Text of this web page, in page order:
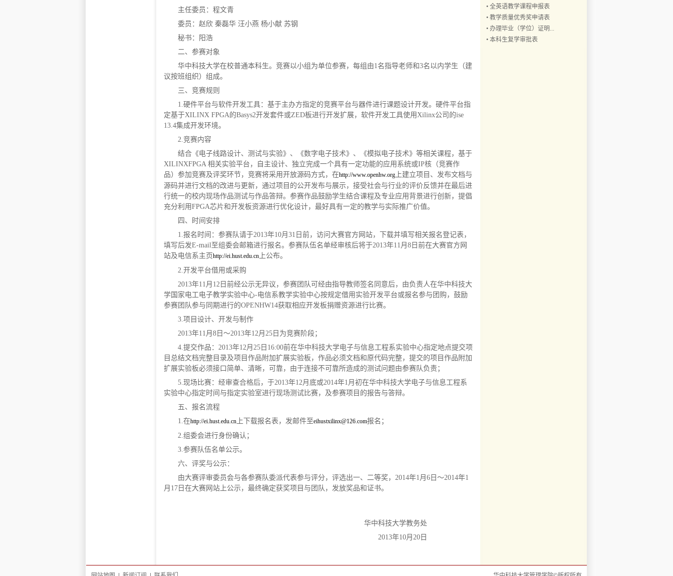
主任委员：程文青
委员：赵欣 秦磊华 汪小燕 杨小献 苏钢
秘书：阳浩
二、参赛对象
华中科技大学在校普通本科生。竞赛以小组为单位参赛，每组由1名指导老师和3名以内学生（建
议按班组织）组成。
三、竞赛规则
1.硬件平台与软件开发工具：基于主办方指定的竞赛平台与器件进行课题设计开发。硬件平台指
定基于XILINX FPGA的Basys2开发套件或ZED板进行开发扩展，软件开发工具使用Xilinx公司的ise
13.4集成开发环境。
2.竞赛内容
结合《电子线路设计、测试与实验》、《数字电子技术》、《模拟电子技术》等相关课程，基于
XILINXFPGA 相关实验平台，自主设计、独立完成一个具有一定功能的应用系统或IP核（竞赛作
品）参加竞赛及评奖环节，竞赛将采用开放源码方式，在http://www.openhw.org 上建立项目、发布文档与
源码并进行文档的改进与更新，通过项目的公开发布与展示，接受社会与行业的评价反馈并在最后进
行统一的校内现场作品测试与作品答辩。参赛作品鼓励学生结合课程及专业应用背景进行创新，提倡
充分利用FPGA芯片和开发板资源进行优化设计，最好具有一定的教学与实际推广价值。
四、时间安排
1.报名时间：参赛队请于2013年10月31日前，访问大赛官方网站，下载并填写相关报名登记表，
填写后发E-mail至组委会邮箱进行报名。参赛队伍名单经审核后将于2013年11月8日前在大赛官方网
站及电信系主页http://ei.hust.edu.cn 上公布。
2.开发平台借用或采购
2013年11月12日前经公示无异议，参赛团队可经由指导教师签名同意后，由负责人在华中科技大
学国家电工电子教学实验中心-电信系教学实验中心按规定借用实验开发平台或报名参与团购，鼓励
参赛团队参与同期进行的OPENHW14获取相应开发板捐赠资源进行比赛。
3.项目设计、开发与制作
2013年11月8日～2013年12月25日为竞赛阶段；
4.提交作品：2013年12月25日16:00前在华中科技大学电子与信息工程系实验中心指定地点提交项
目总结文档完整目录及项目作品附加扩展实验板，作品必须文档和原代码完整，提交的项目作品附加
扩展实验板必须接口简单、清晰，可靠，由于连接不可靠所造成的测试问题由参赛队负责；
5.现场比赛：经审查合格后，于2013年12月底或2014年1月初在华中科技大学电子与信息工程系
实验中心指定时间与指定实验室进行现场测试比赛，及参赛项目的报告与答辩。
五、报名流程
1.在http://ei.hust.edu.cn 上下载报名表，发邮件至eihustxilinx@126.com报名；
2.组委会进行身份确认；
3.参赛队伍名单公示。
六、评奖与公示：
由大赛评审委员会与各参赛队委派代表参与评分，评选出一、二等奖，2014年1月6日～2014年1
月17日在大赛网站上公示，最终确定获奖项目与团队，发放奖品和证书。
华中科技大学教务处
2013年10月20日
• 全英语教学课程申报表
• 教学质量优秀奖申请表
• 办理毕业（学位）证明...
• 本科生复学审批表